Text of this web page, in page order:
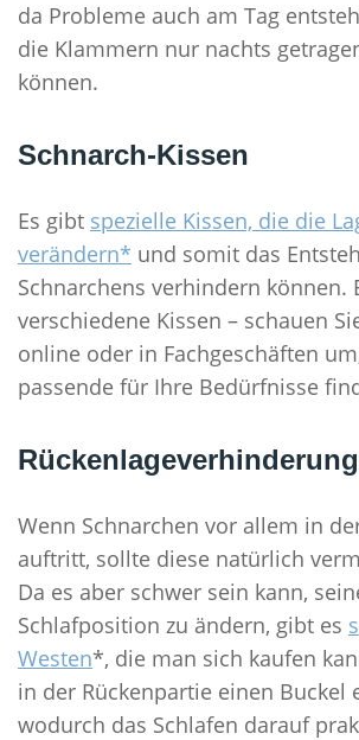
da Probleme auch am Tag
die Klammern nur nachts
können.
Schnarch-Kissen
Es gibt spezielle Kissen, die die
verändern* und somit das
Schnarchens verhindern können.
verschiedene Kissen – schauen
online oder in Fachgeschäften
passende für Ihre Bedürfnisse
Wenn Schnarchen vor allem in
auftritt, sollte diese natürlich
Da es aber schwer sein kann,
Schlafposition zu ändern, gibt es
Westen*, die man sich kaufen
in der Rückenpartie einen Buckel
wodurch das Schlafen darauf